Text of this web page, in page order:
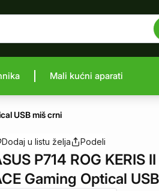
Mali kućni aparati
USB miš crni
Dodaj u listu želja Podeli
P714 ROG KERIS
Gaming Optical